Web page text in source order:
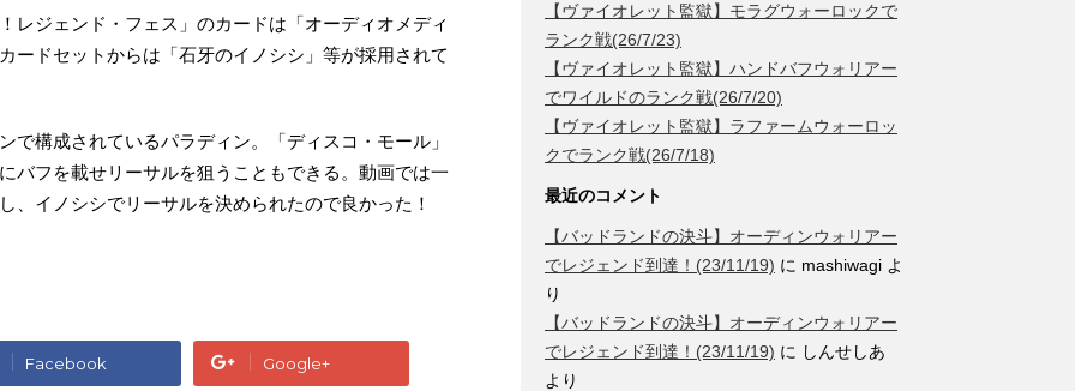
レジェンド・フェス」のカードは「オーディオメディ
ードセットからは「石牙のイノシシ」等が採用されて
で構成されているパラディン。「ディスコ・モール」
バフを載せリーサルを狙うこともできる。動画では一
、イノシシでリーサルを決められたので良かった！
Facebook Google+
【ヴァイオレット監獄】モラグウォーロックで
ランク戦(26/7/23)
【ヴァイオレット監獄】ハンドバフウォリアー
でワイルドのランク戦(26/7/20)
【ヴァイオレット監獄】ラファームウォーロッ
クでランク戦(26/7/18)
最近のコメント
【バッドランドの決斗】オーディンウォリアー
でレジェンド到達！(23/11/19) に mashiwagi よ
り
【バッドランドの決斗】オーディンウォリアー
でレジェンド到達！(23/11/19) に しんせしあ
より